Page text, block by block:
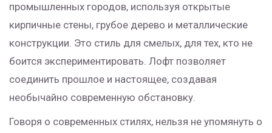
промышленных городов, используя открытые
кирпичные стены, грубое дерево и металлические
конструкции. Это стиль для смелых, для тех, кто не
боится экспериментировать. Лофт позволяет
соединить прошлое и настоящее, создавая
необычайно современную обстановку.
Говоря о современных стилях, нельзя не упомянуть о